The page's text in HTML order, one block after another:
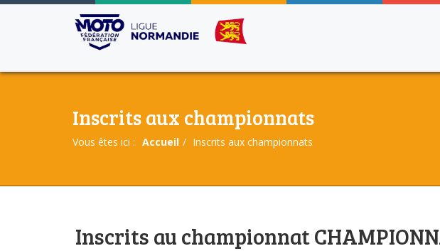
Inscrits aux championnats
Vous êtes ici : Accueil Inscrits aux championnats
Inscrits au championnat